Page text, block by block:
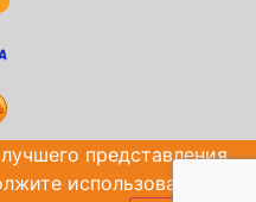
представления
использовать сайт,